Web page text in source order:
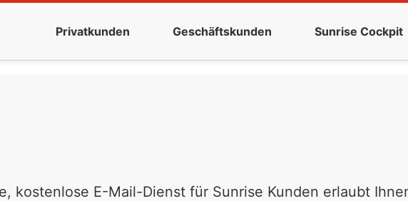
Privatkunden Geschäftskunden Sunrise Cockpit
kostenlose E-Mail-Dienst für Sunrise Kunden erlaubt